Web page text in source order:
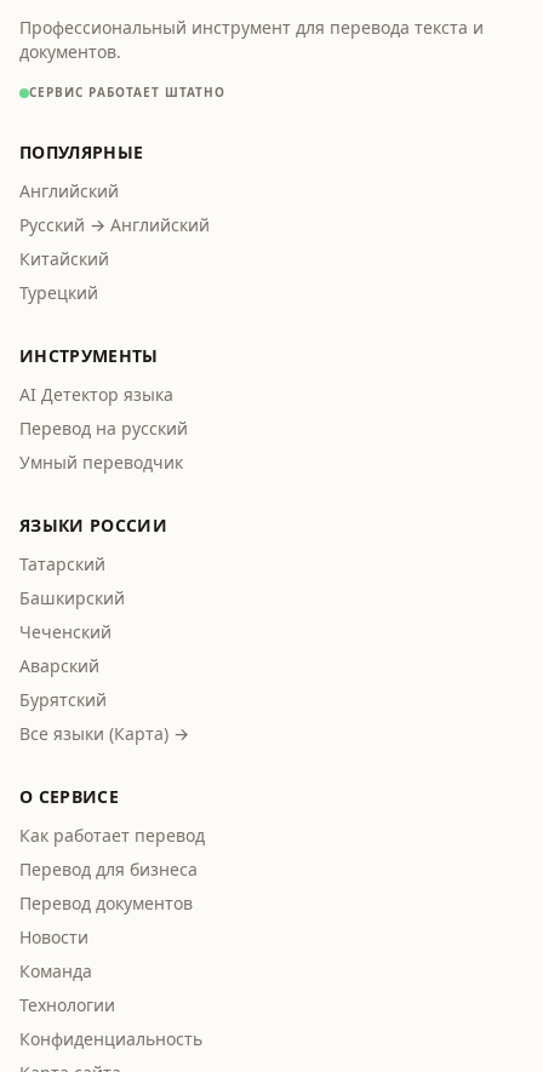
Профессиональный инструмент для перевода текста и
документов.
СЕРВИС РАБОТАЕТ ШТАТНО
ПОПУЛЯРНЫЕ
Английский
Русский → Английский
Китайский
Турецкий
ИНСТРУМЕНТЫ
AI Детектор языка
Перевод на русский
Умный переводчик
ЯЗЫКИ РОССИИ
Татарский
Башкирский
Чеченский
Аварский
Бурятский
Все языки (Карта) →
О СЕРВИСЕ
Как работает перевод
Перевод для бизнеса
Перевод документов
Новости
Команда
Технологии
Конфиденциальность